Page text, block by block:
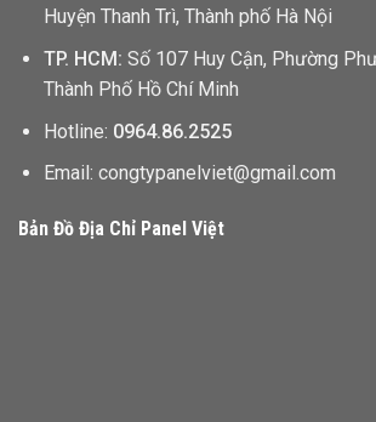
Huyện Thanh Trì, Thành phố Hà Nội
TP. HCM: Số 107 Huy Cận, Phường
Thành Phố Hồ Chí Minh
Hotline: 0964.86.2525
Email: congtypanelviet@gmail.com
Bản Đồ Địa Chỉ Panel Việt